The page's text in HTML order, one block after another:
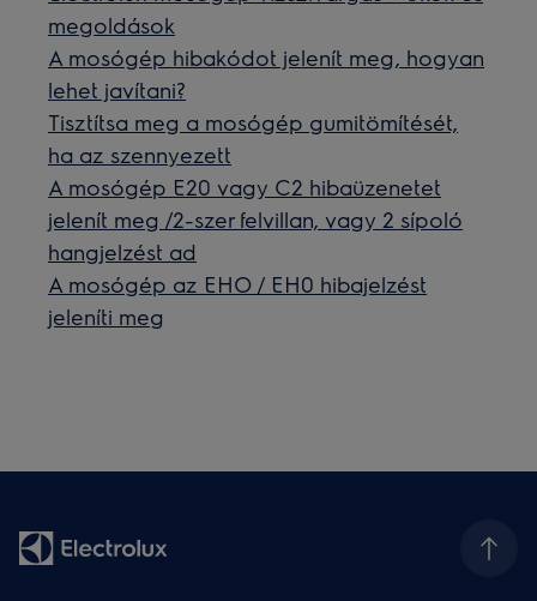
megoldások
A mosógép hibakódot jelenít meg, hogyan
lehet javítani?
Tisztítsa meg a mosógép gumitömítését,
ha az szennyezett
A mosógép E20 vagy C2 hibaüzenetet
jelenít meg /2-szer felvillan, vagy 2 sípoló
hangjelzést ad
A mosógép az EHO / EH0 hibajelzést
jeleníti meg